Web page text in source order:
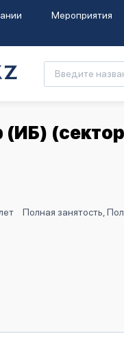
Мероприятия
Полная занятость,